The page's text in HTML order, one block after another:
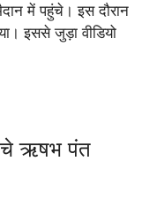
में पहुंचे। इस दौरान
इससे जुड़ा वीडियो
ऋषभ पंत